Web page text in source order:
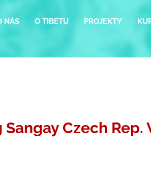
NÁS O TIBETU PROJEKTY
Czech Rep.